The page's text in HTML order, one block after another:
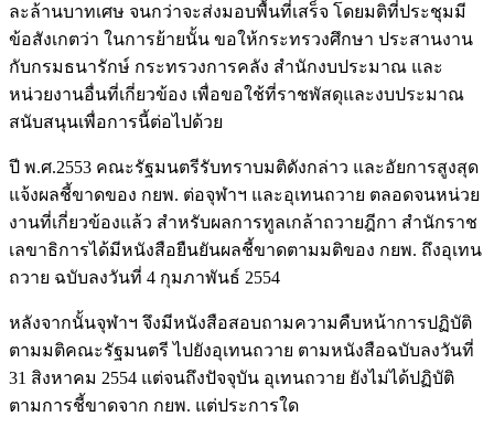
ละล้านบาทเศษ จนกว่าจะส่งมอบพื้นที่เสร็จ โดยมติที่ประชุมมี
ข้อสังเกตว่า ในการย้ายนั้น ขอให้กระทรวงศึกษา ประสานงาน
กับกรมธนารักษ์ กระทรวงการคลัง สำนักงบประมาณ และ
หน่วยงานอื่นที่เกี่ยวข้อง เพื่อขอใช้ที่ราชพัสดุและงบประมาณ
สนับสนุนเพื่อการนี้ต่อไปด้วย
ปี พ.ศ.2553 คณะรัฐมนตรีรับทราบมติดังกล่าว และอัยการสูงสุด
แจ้งผลชี้ขาดของ กยพ. ต่อจุฬาฯ และอุเทนถวาย ตลอดจนหน่วย
งานที่เกี่ยวข้องแล้ว สำหรับผลการทูลเกล้าถวายฎีกา สำนักราช
เลขาธิการได้มีหนังสือยืนยันผลชี้ขาดตามมติของ กยพ. ถึงอุเทน
ถวาย ฉบับลงวันที่ 4 กุมภาพันธ์ 2554
หลังจากนั้นจุฬาฯ จึงมีหนังสือสอบถามความคืบหน้าการปฏิบัติ
ตามมติคณะรัฐมนตรี ไปยังอุเทนถวาย ตามหนังสือฉบับลงวันที่
31 สิงหาคม 2554 แต่จนถึงปัจจุบัน อุเทนถวาย ยังไม่ได้ปฏิบัติ
ตามการชี้ขาดจาก กยพ. แต่ประการใด